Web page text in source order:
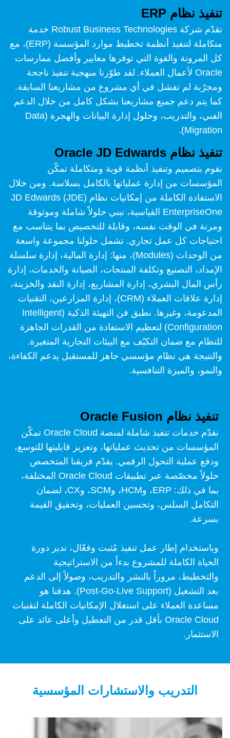
تنفيذ نظام ERP
تقدّم شركة Robust Business Technologies خدمة
متكاملة لتنفيذ أنظمة تخطيط موارد المؤسسة (ERP)، مع
كل المرونة والقوة التي توفرها معايير وأفضل ممارسات
Oracle لأعمال العملاء. لقد طوّرنا منهجية تنفيذ ناجحة
ومجرّبة لم تفشل في أي مشروع من مشاريعنا السابقة.
كما يتم دعم جميع مشاريعنا بشكل كامل من خلال الدعم
الفني، والتدريب، وحلول إدارة البيانات والهجرة (Data
Migration).
تنفيذ نظام Oracle JD Edwards
نقوم بتصميم وتنفيذ أنظمة قوية ومتكاملة تمكّن
المؤسسات من إدارة عملياتها بالكامل بسلاسة. ومن خلال
الاستفادة الكاملة من إمكانيات نظام JD Edwards (JDE)
EnterpriseOne القياسية، نبني حلولاً شاملة وموثوقة
ومرنة في الوقت نفسه، وقابلة للتخصيص بما يتناسب مع
احتياجات كل عمل تجاري. تشمل حلولنا مجموعة واسعة
من الوحدات (Modules)، منها: إدارة المالية، إدارة سلسلة
الإمداد، التصنيع وتكلفة المنتجات، الصيانة والخدمات، إدارة
رأس المال البشري، إدارة المشاريع، إدارة النقد والخزينة،
إدارة علاقات العملاء (CRM)، إدارة المزارعين، التقنيات
المدعومة، وغيرها. نطبق فن التهيئة الذكية (Intelligent
Configuration) لتعظيم الاستفادة من القدرات الجاهزة
للنظام مع ضمان التكيّف مع البيئات التجارية المتغيرة.
والنتيجة هي نظام مؤسسي جاهز للمستقبل يدعم الكفاءة،
والنمو، والميزة التنافسية.
تنفيذ نظام Oracle Fusion
نقدّم خدمات تنفيذ شاملة لمنصة Oracle Cloud تمكّن
المؤسسات من تحديث عملياتها، وتعزيز قابليتها للتوسع،
ودفع عملية التحول الرقمي. يقدّم فريقنا المتخصص
حلولاً مخصّصة عبر تطبيقات Oracle Cloud المختلفة،
بما في ذلك: ERP، وHCM، وSCM، وCX، لضمان
التكامل السلس، وتحسين العمليات، وتحقيق القيمة
بسرعة.
وباستخدام إطار عمل تنفيذ مُثبت وفعّال، ندير دورة
الحياة الكاملة للمشروع بدءاً من الاستراتيجية
والتخطيط، مروراً بالنشر والتدريب، وصولاً إلى الدعم
بعد التشغيل (Post-Go-Live Support). هدفنا هو
مساعدة العملاء على استغلال الإمكانيات الكاملة لتقنيات
Oracle Cloud بأقل قدر من التعطيل وأعلى عائد على
الاستثمار.
التدريب والاستشارات المؤسسية